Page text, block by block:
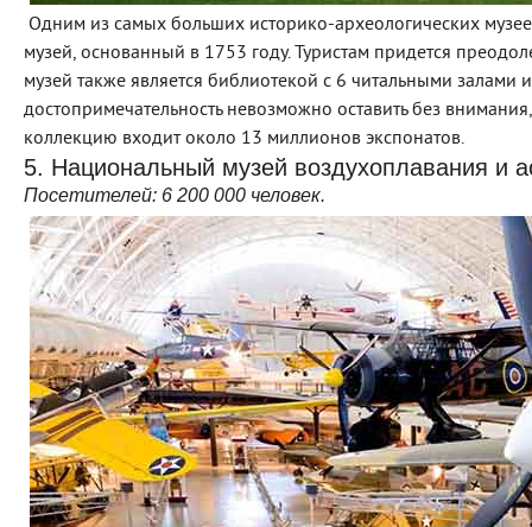
Одним из самых больших историко-археологических
музей, основанный в 1753 году. Туристам придется
музей также является библиотекой с 6 читальными
достопримечательность невозможно оставить без
коллекцию входит около 13 миллионов экспонатов.
5. Национальный музей воздухоплавания и
Посетителей: 6 200 000 человек.